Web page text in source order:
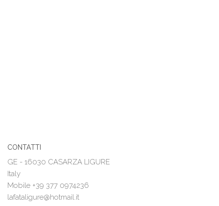
CONTATTI
GE - 16030 CASARZA LIGURE
Italy
Mobile +39 377 0974236
lafataligure@hotmail.it